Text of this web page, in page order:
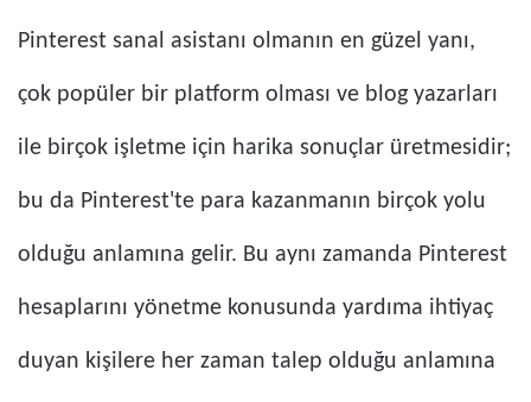
Pinterest sanal asistanı olmanın en güzel yanı,
çok popüler bir platform olması ve blog yazarları
ile birçok işletme için harika sonuçlar üretmesidir;
bu da Pinterest'te para kazanmanın birçok yolu
olduğu anlamına gelir. Bu aynı zamanda Pinterest
hesaplarını yönetme konusunda yardıma ihtiyaç
duyan kişilere her zaman talep olduğu anlamına